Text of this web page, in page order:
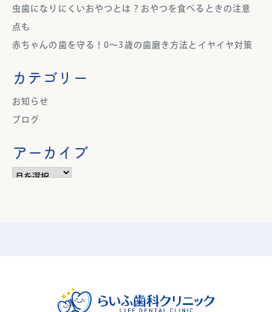
虫歯になりにくいおやつとは？おやつを食べるときの注意
点も
赤ちゃんの歯を守る！0～3歳の歯磨き方法とイヤイヤ対策
カテゴリー
お知らせ
ブログ
アーカイブ
ア